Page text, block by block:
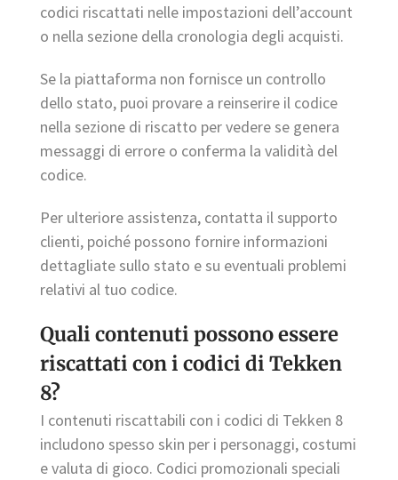
codici riscattati nelle impostazioni dell’account
o nella sezione della cronologia degli acquisti.
Se la piattaforma non fornisce un controllo
dello stato, puoi provare a reinserire il codice
nella sezione di riscatto per vedere se genera
messaggi di errore o conferma la validità del
codice.
Per ulteriore assistenza, contatta il supporto
clienti, poiché possono fornire informazioni
dettagliate sullo stato e su eventuali problemi
relativi al tuo codice.
Quali contenuti possono essere
riscattati con i codici di Tekken
8?
I contenuti riscattabili con i codici di Tekken 8
includono spesso skin per i personaggi, costumi
e valuta di gioco. Codici promozionali speciali